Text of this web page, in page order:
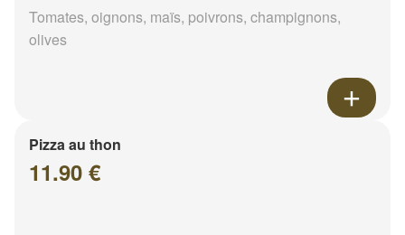
Tomates, oignons, maïs, poivrons, champignons,
olives
Pizza au thon
11.90 €